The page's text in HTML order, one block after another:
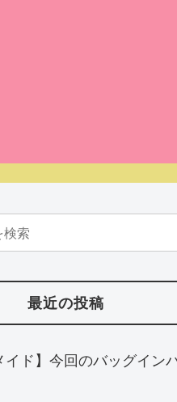
最近の投稿
イド】今回のバッグイン